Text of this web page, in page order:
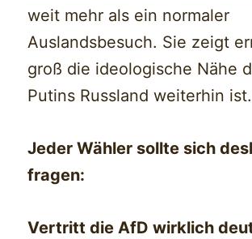
weit mehr als ein normaler
Auslandsbesuch. Sie zeigt
groß die ideologische Nähe
Putins Russland weiterhin ist.
Jeder Wähler sollte sich
fragen:
Vertritt die AfD wirklich